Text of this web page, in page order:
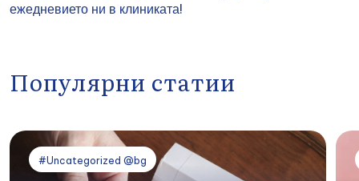
ежедневието ни в клиниката!
Популярни статии
#Uncategorized @bg